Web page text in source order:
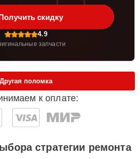
скидку
4.9
запчасти
к оплате:
Другая поломка
стратегии ремонта